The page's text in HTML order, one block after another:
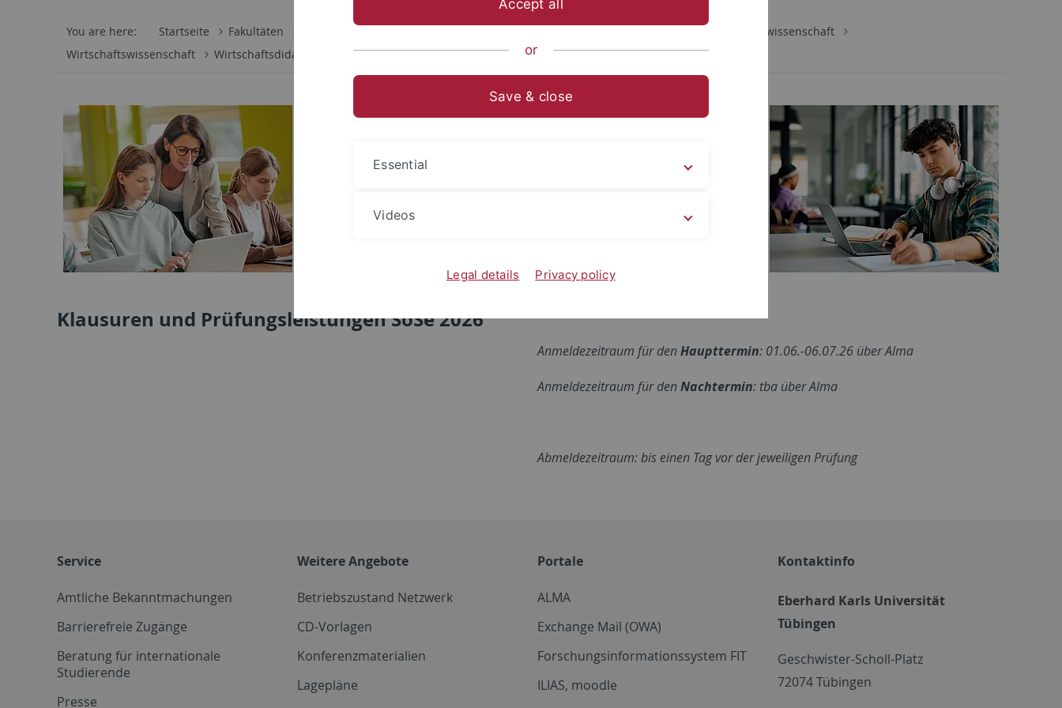
You are here: Startseite Fakultäten
Fachbereich Wirtschaftswissenschaft
Wirtschaftswissenschaft
Wirtschaftsdidaktik Lehre
Klausuren und Prüfungsleistungen SoSe 2026
Anmeldezeitraum für denHaupttermin: 01.06.-06.07.26 über Alma
Anmeldezeitraum für denNachtermin: tba über Alma
Abmeldezeitraum: bis einen Tag vor der jeweiligen Prüfung
Service
Amtliche Bekanntmachungen
Barrierefreie Zugänge
Beratung für internationale
Studierende
Presse
Weitere Angebote
Betriebszustand Netzwerk
CD-Vorlagen
Konferenzmaterialien
Lagepläne
Portale
ALMA
Exchange Mail (OWA)
Forschungsinformationssystem FIT
ILIAS, moodle
Kontaktinfo
Eberhard Karls Universität
Tübingen
Geschwister-Scholl-Platz
72074 Tübingen
Accept all
or
Save & close
Essential
Videos
Legal details Privacy policy